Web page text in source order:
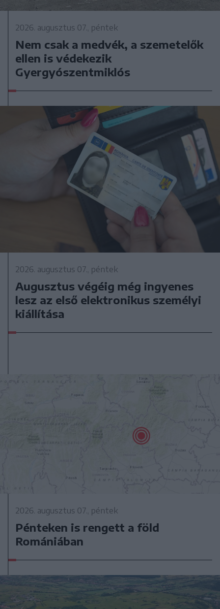
2026. augusztus 07., péntek
Nem csak a medvék, a szemetelők
ellen is védekezik
Gyergyószentmiklós
2026. augusztus 07., péntek
Augusztus végéig még ingyenes
lesz az első elektronikus személyi
kiállítása
2026. augusztus 07., péntek
Pénteken is rengett a föld
Romániában